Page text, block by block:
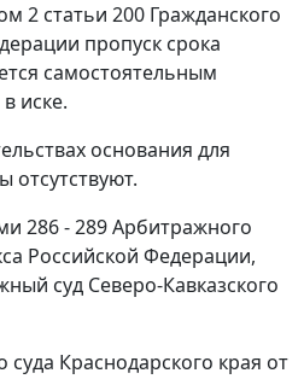
2 статьи 200 Гражданского
пропуск срока
самостоятельным
иске.
основания для
отсутствуют.
286 - 289Арбитражного
Российской Федерации,
суд Северо-Кавказского
Краснодарского края от